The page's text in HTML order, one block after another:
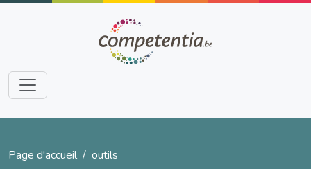
Aller au contenu principal
Fil d'Ariane
Page d'accueil outils